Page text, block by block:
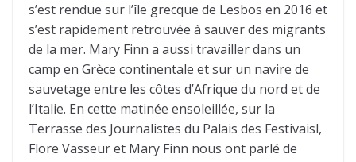
s’est rendue sur l’île grecque de Lesbos en 2016 et
s’est rapidement retrouvée à sauver des migrants
de la mer. Mary Finn a aussi travailler dans un
camp en Grèce continentale et sur un navire de
sauvetage entre les côtes d’Afrique du nord et de
l’Italie. En cette matinée ensoleillée, sur la
Terrasse des Journalistes du Palais des Festivaisl,
Flore Vasseur et Mary Finn nous ont parlé de